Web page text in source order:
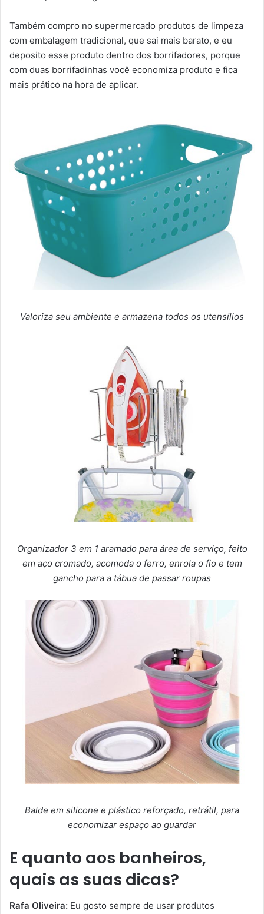
Também compro no supermercado produtos de limpeza
com embalagem tradicional, que sai mais barato, e eu
deposito esse produto dentro dos borrifadores, porque
com duas borrifadinhas você economiza produto e fica
mais prático na hora de aplicar.
Valoriza seu ambiente e armazena todos os utensílios
Organizador 3 em 1 aramado para área de serviço, feito
em aço cromado, acomoda o ferro, enrola o fio e tem
gancho para a tábua de passar roupas
Balde em silicone e plástico reforçado, retrátil, para
economizar espaço ao guardar
E quanto aos banheiros,
quais as suas dicas?
Rafa Oliveira: Eu gosto sempre de usar produtos